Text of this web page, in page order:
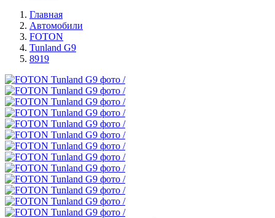
Главная
Автомобили
FOTON
Tunland G9
8919